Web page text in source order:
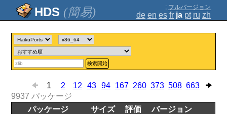
(簡易) ; フルバージョン
de en es fr ja pt ru zh
検索開始
1 2 12 43 94 167 260 373 508 663
9937 パッケージ
パッケージ
サイズ 評価 バージョン